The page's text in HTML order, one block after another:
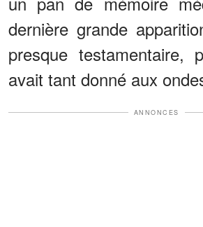
dernière grande
presque testamentaire,
avait tant donné aux
ANNONCES